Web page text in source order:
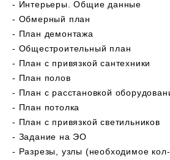
- Интерьеры. Общие данные
- Обмерный план
- План демонтажа
- Общестроительный план
- План с привязкой сантехники
- План полов
- План с расстановкой
- План потолка
- План с привязкой светильников
- Задание на ЭО
- Разрезы, узлы (необходимое